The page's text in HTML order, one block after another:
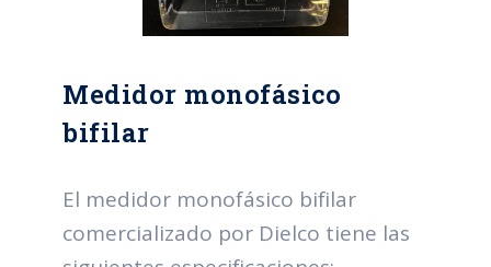
Medidor monofásico
bifilar
El medidor monofásico bifilar
comercializado por Dielco tiene las